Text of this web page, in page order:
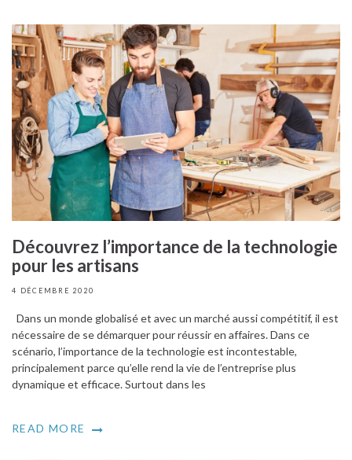
Découvrez l’importance de la technologie
pour les artisans
4 DÉCEMBRE 2020
Dans un monde globalisé et avec un marché aussi compétitif, il est
nécessaire de se démarquer pour réussir en affaires. Dans ce
scénario, l’importance de la technologie est incontestable,
principalement parce qu’elle rend la vie de l’entreprise plus
dynamique et efficace. Surtout dans les
READ MORE